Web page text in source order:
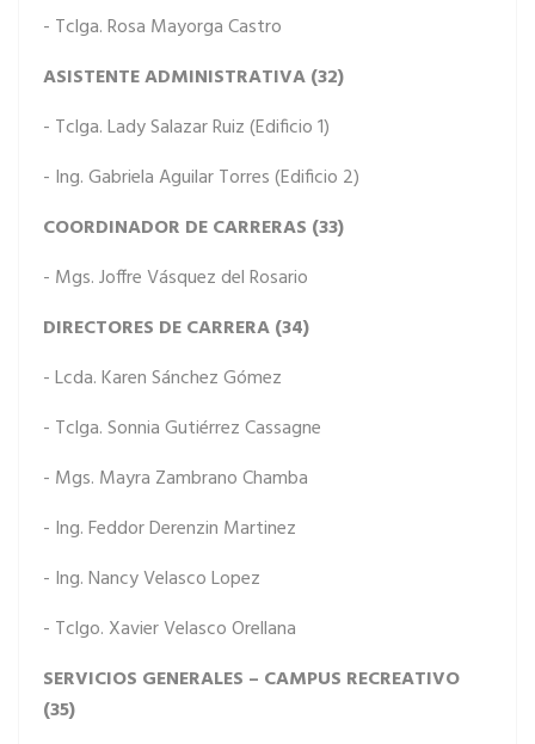
- Tclga. Rosa Mayorga Castro
ASISTENTE ADMINISTRATIVA (32)
- Tclga. Lady Salazar Ruiz (Edificio 1)
- Ing. Gabriela Aguilar Torres (Edificio 2)
COORDINADOR DE CARRERAS (33)
- Mgs. Joffre Vásquez del Rosario
DIRECTORES DE CARRERA (34)
- Lcda. Karen Sánchez Gómez
- Tclga. Sonnia Gutiérrez Cassagne
- Mgs. Mayra Zambrano Chamba
- Ing. Feddor Derenzin Martinez
- Ing. Nancy Velasco Lopez
- Tclgo. Xavier Velasco Orellana
SERVICIOS GENERALES – CAMPUS RECREATIVO
(35)